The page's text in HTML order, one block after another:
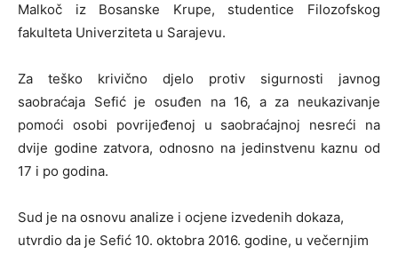
Malkoč iz Bosanske Krupe, studentice Filozofskog
fakulteta Univerziteta u Sarajevu.
Za teško krivično djelo protiv sigurnosti javnog
saobraćaja Sefić je osuđen na 16, a za neukazivanje
pomoći osobi povrijeđenoj u saobraćajnoj nesreći na
dvije godine zatvora, odnosno na jedinstvenu kaznu od
17 i po godina.
Sud je na osnovu analize i ocjene izvedenih dokaza,
utvrdio da je Sefić 10. oktobra 2016. godine, u večernjim